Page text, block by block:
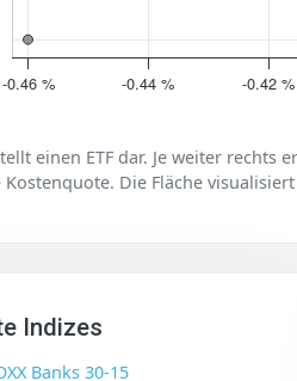
-0.46 % -0.44 % -0.42 %
einen ETF dar. Je weiter
Die Fläche
Indizes
Banks 30-15